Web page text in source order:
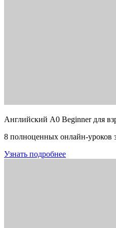
Английский A0 Beginner для
8 полноценных онлайн-уроков
Узнать подробнее